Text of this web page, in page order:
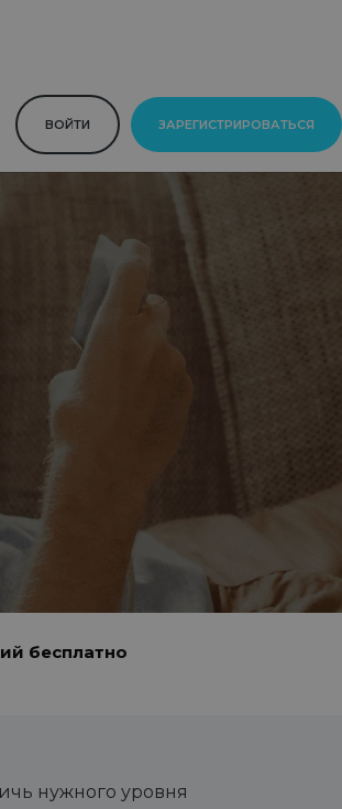
ВОЙТИ ЗАРЕГИСТРИРОВАТЬСЯ
бесплатно
нужного уровня